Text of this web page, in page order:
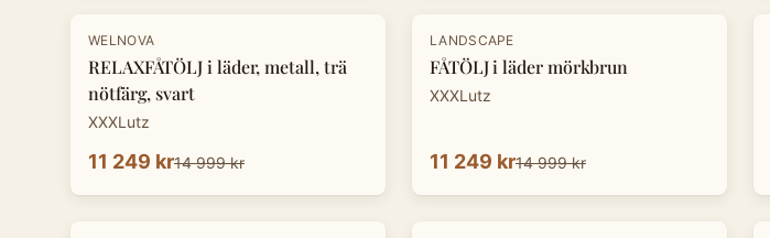
-25 %
WELNOVA
RELAXFÅTÖLJ i läder, metall, trä
nötfärg, svart
XXXLutz
11 249 kr14 999 kr
- 25%
LANDSCAPE
FÅTÖLJ i läder mörkbrun
XXXLutz
11 249 kr14 999 kr